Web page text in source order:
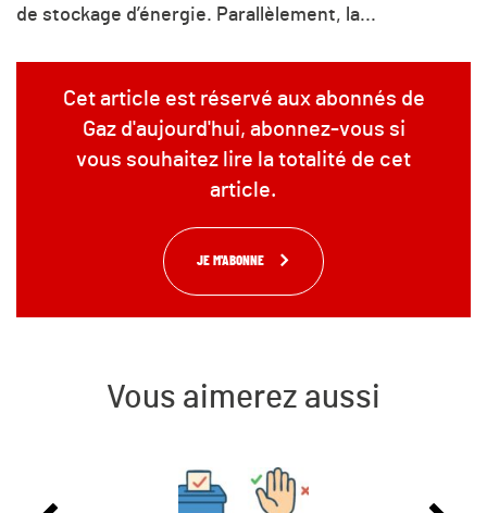
de stockage d’énergie. Parallèlement, la...
Cet article est réservé aux abonnés de
Gaz d'aujourd'hui, abonnez-vous si
vous souhaitez lire la totalité de cet
article.
JE M'ABONNE
Vous aimerez aussi